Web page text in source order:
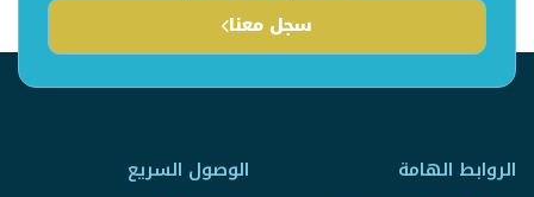
سجل معنا
الروابط الهامة الوصول السريع